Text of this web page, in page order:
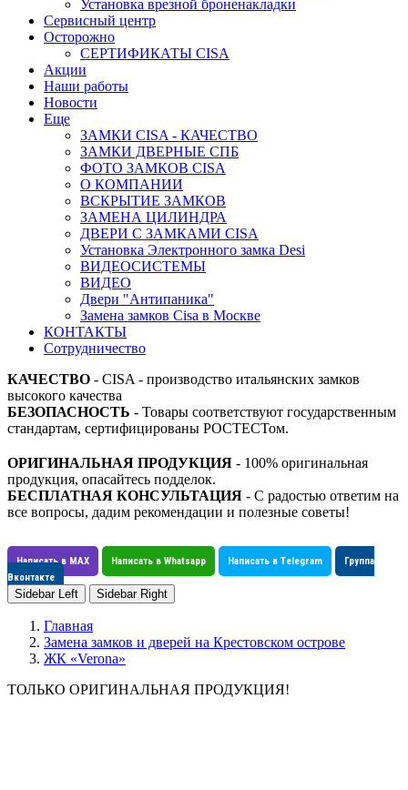
Установка врезной броненакладки
Сервисный центр
Осторожно
СЕРТИФИКАТЫ CISA
Акции
Наши работы
Новости
Еще
ЗАМКИ CISA - КАЧЕСТВО
ЗАМКИ ДВЕРНЫЕ СПБ
ФОТО ЗАМКОВ CISA
О КОМПАНИИ
ВСКРЫТИЕ ЗАМКОВ
ЗАМЕНА ЦИЛИНДРА
ДВЕРИ С ЗАМКАМИ CISA
Установка Электронного замка Desi
ВИДЕОСИСТЕМЫ
ВИДЕО
Двери "Антипаника"
Замена замков Cisa в Москве
КОНТАКТЫ
Сотрудничество
КАЧЕСТВО - CISA - производство итальянских замков
высокого качества
БЕЗОПАСНОСТЬ - Товары соответствуют государственным
стандартам, сертифицированы РОСТЕСТом.
ОРИГИНАЛЬНАЯ ПРОДУКЦИЯ - 100% оригинальная
продукция, опасайтесь подделок.
БЕСПЛАТНАЯ КОНСУЛЬТАЦИЯ - С радостью ответим на
все вопросы, дадим рекомендации и полезные советы!
Написать в MAX Написать в Whatsapp Написать в Telegram
Группа
Вконтакте
Sidebar Left Sidebar Right
Главная
Замена замков и дверей на Крестовском острове
ЖК «Verona»
ТОЛЬКО ОРИГИНАЛЬНАЯ ПРОДУКЦИЯ!